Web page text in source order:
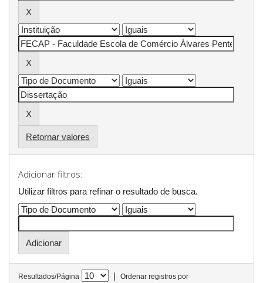
Retornar valores
Adicionar filtros:
Utilizar filtros para refinar o resultado de busca.
Resultados/Página |
Ordenar registros por